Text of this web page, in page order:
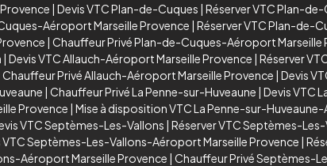
| Devis VTC Plan-de-Cuques | Réserver VTC Plan-
Aéroport Marseille Provence | Réserver VTC Plan-de-
| Chauffeur Privé Plan-de-Cuques-Aéroport Marseille
| Devis VTC Allauch-Aéroport Marseille Provence | Réserver
Chauffeur Privé Allauch-Aéroport Marseille Provence | Devis
| Chauffeur Privé La Penne-sur-Huveaune | Devis VTC
Provence | Mise à disposition VTC La Penne-sur-
VTC Septèmes-Les-Vallons | Réserver VTC Septèmes-
VTC Septèmes-Les-Vallons-Aéroport Marseille Provence |
Aéroport Marseille Provence | Chauffeur Privé Septèmes-